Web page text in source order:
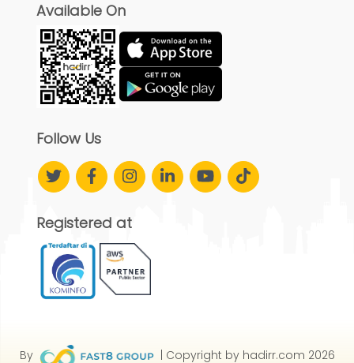
Available On
Follow Us
Registered at
By | Copyright by hadirr.com 2026